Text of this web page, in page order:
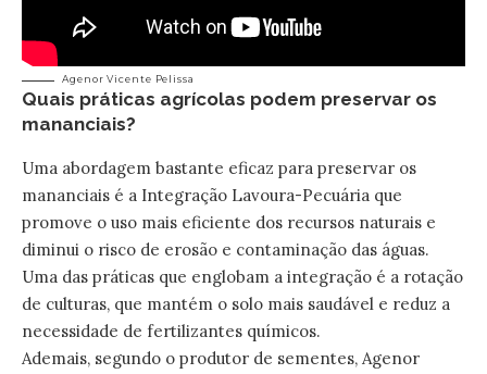
Agenor Vicente Pelissa
Quais práticas agrícolas podem preservar os
mananciais?
Uma abordagem bastante eficaz para preservar os
mananciais é a Integração Lavoura-Pecuária que
promove o uso mais eficiente dos recursos naturais e
diminui o risco de erosão e contaminação das águas.
Uma das práticas que englobam a integração é a rotação
de culturas, que mantém o solo mais saudável e reduz a
necessidade de fertilizantes químicos.
Ademais, segundo o produtor de sementes, Agenor